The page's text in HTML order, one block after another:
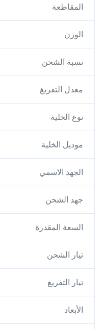
المقاطعة
الوزن
نسبة الشحن
معدل التفريغ
نوع الخلية
موديل الخلية
الجهد الاسمي
جهد الشحن
السعة المقدرة
تيار الشحن
تيار التفريغ
الأبعاد